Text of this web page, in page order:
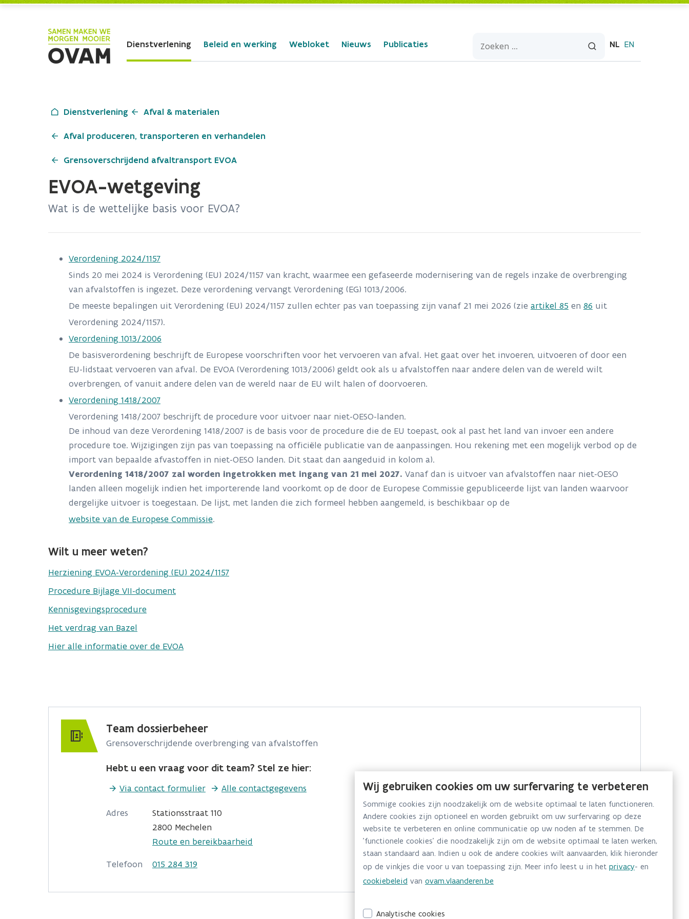
Dienstverlening Beleid en werking Webloket Nieuws Publicaties NL EN
Dienstverlening Afval & materialen
Afval produceren, transporteren en verhandelen
Grensoverschrijdend afvaltransport EVOA
EVOA-wetgeving
Wat is de wettelijke basis voor EVOA?
Verordening 2024/1157
Sinds 20 mei 2024 is Verordening (EU) 2024/1157 van kracht, waarmee een gefaseerde modernisering van de regels inzake de overbrenging
van afvalstoffen is ingezet. Deze verordening vervangt Verordening (EG) 1013/2006.
De meeste bepalingen uit Verordening (EU) 2024/1157 zullen echter pas van toepassing zijn vanaf 21 mei 2026 (zie artikel 85 en 86 uit
Verordening 2024/1157).
Verordening 1013/2006
De basisverordening beschrijft de Europese voorschriften voor het vervoeren van afval. Het gaat over het invoeren, uitvoeren of door een
EU-lidstaat vervoeren van afval. De EVOA (Verordening 1013/2006) geldt ook als u afvalstoffen naar andere delen van de wereld wilt
overbrengen, of vanuit andere delen van de wereld naar de EU wilt halen of doorvoeren.
Verordening 1418/2007
Verordening 1418/2007 beschrijft de procedure voor uitvoer naar niet-OESO-landen.
De inhoud van deze Verordening 1418/2007 is de basis voor de procedure die de EU toepast, ook al past het land van invoer een andere
procedure toe. Wijzigingen zijn pas van toepassing na officiële publicatie van de aanpassingen. Hou rekening met een mogelijk verbod op de
import van bepaalde afvastoffen in niet-OESO landen. Dit staat dan aangeduid in kolom a).
Verordening 1418/2007 zal worden ingetrokken met ingang van 21 mei 2027. Vanaf dan is uitvoer van afvalstoffen naar niet-OESO
landen alleen mogelijk indien het importerende land voorkomt op de door de Europese Commissie gepubliceerde lijst van landen waarvoor
dergelijke uitvoer is toegestaan. De lijst, met landen die zich formeel hebben aangemeld, is beschikbaar op de
website van de Europese Commissie.
Wilt u meer weten?
Herziening EVOA-Verordening (EU) 2024/1157
Procedure Bijlage VII-document
Kennisgevingsprocedure
Het verdrag van Bazel
Hier alle informatie over de EVOA
Team dossierbeheer
Grensoverschrijdende overbrenging van afvalstoffen
Hebt u een vraag voor dit team? Stel ze hier:
Via contact formulier Alle contactgegevens
Adres
Stationsstraat 110
2800 Mechelen
Route en bereikbaarheid
Telefoon
015 284 319
Wij gebruiken cookies om uw surfervaring te verbeteren
Sommige cookies zijn noodzakelijk om de website optimaal te laten functioneren.
Andere cookies zijn optioneel en worden gebruikt om uw surfervaring op deze
website te verbeteren en online communicatie op uw noden af te stemmen. De
'functionele cookies' die noodzakelijk zijn om de website optimaal te laten werken,
staan standaard aan. Indien u ook de andere cookies wilt aanvaarden, klik hieronder
op de vinkjes die voor u van toepassing zijn. Meer info leest u in het privacy- en
cookiebeleid van ovam.vlaanderen.be
Analytische cookies